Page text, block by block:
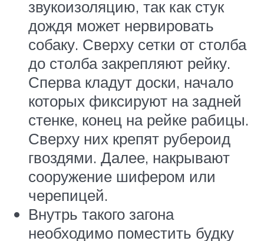
звукоизоляцию, так как стук
дождя может нервировать
собаку. Сверху сетки от столба
до столба закрепляют рейку.
Сперва кладут доски, начало
которых фиксируют на задней
стенке, конец на рейке рабицы.
Сверху них крепят рубероид
гвоздями. Далее, накрывают
сооружение шифером или
черепицей.
Внутрь такого загона
необходимо поместить будку